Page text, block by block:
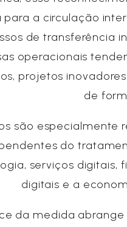
para a circulação
de transferência
operacionais
projetos
de
são especialmente
do
serviços digitais,
digitais e a
da medida